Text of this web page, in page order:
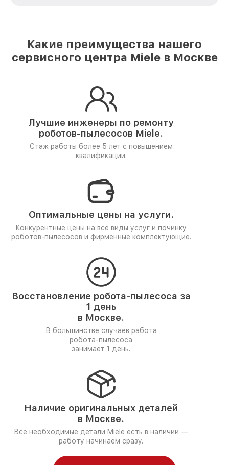
Какие преимущества нашего
сервисного центра Miele в Москве
Лучшие инженеры по ремонту
роботов-пылесосов Miele.
Стаж работы более 5 лет с повышением
квалификации.
Оптимальные цены на услуги.
Конкурентные цены на все виды услуг и починку
роботов-пылесосов и фирменные комплектующие.
Восстановление робота-пылесоса за
1 день
в Москве.
В большинстве случаев работа
робота-пылесоса
занимает 1 день.
Наличие оригинальных деталей
в Москве.
Все необходимые детали Miele есть в наличии —
работу начинаем сразу.